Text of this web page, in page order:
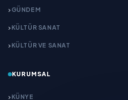
GÜNDEM
KÜLTÜR SANAT
KÜLTÜR VE SANAT
KURUMSAL
KÜNYE